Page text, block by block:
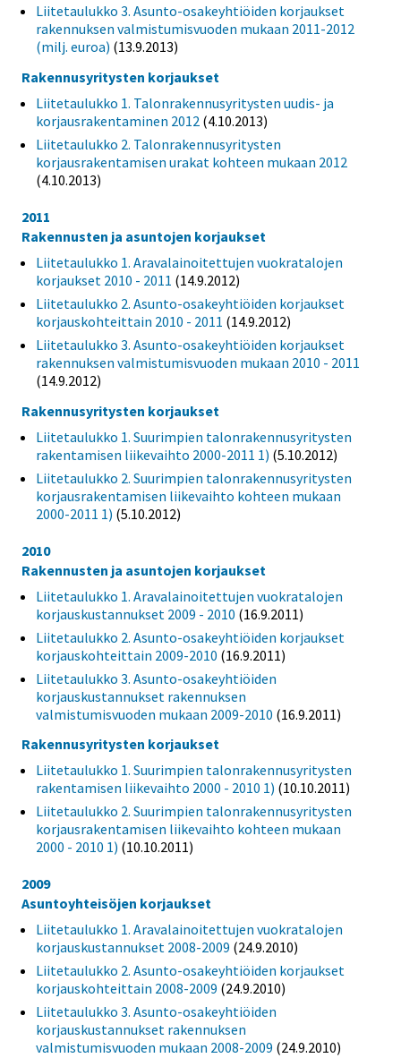
Liitetaulukko 3. Asunto-osakeyhtiöiden korjaukset
rakennuksen valmistumisvuoden mukaan 2011-2012
(milj. euroa) (13.9.2013)
Rakennusyritysten korjaukset
Liitetaulukko 1. Talonrakennusyritysten uudis- ja
korjausrakentaminen 2012 (4.10.2013)
Liitetaulukko 2. Talonrakennusyritysten
korjausrakentamisen urakat kohteen mukaan 2012
(4.10.2013)
2011
Rakennusten ja asuntojen korjaukset
Liitetaulukko 1. Aravalainoitettujen vuokratalojen
korjaukset 2010 - 2011 (14.9.2012)
Liitetaulukko 2. Asunto-osakeyhtiöiden korjaukset
korjauskohteittain 2010 - 2011 (14.9.2012)
Liitetaulukko 3. Asunto-osakeyhtiöiden korjaukset
rakennuksen valmistumisvuoden mukaan 2010 - 2011
(14.9.2012)
Rakennusyritysten korjaukset
Liitetaulukko 1. Suurimpien talonrakennusyritysten
rakentamisen liikevaihto 2000-2011 1) (5.10.2012)
Liitetaulukko 2. Suurimpien talonrakennusyritysten
korjausrakentamisen liikevaihto kohteen mukaan
2000-2011 1) (5.10.2012)
2010
Rakennusten ja asuntojen korjaukset
Liitetaulukko 1. Aravalainoitettujen vuokratalojen
korjauskustannukset 2009 - 2010 (16.9.2011)
Liitetaulukko 2. Asunto-osakeyhtiöiden korjaukset
korjauskohteittain 2009-2010 (16.9.2011)
Liitetaulukko 3. Asunto-osakeyhtiöiden
korjauskustannukset rakennuksen
valmistumisvuoden mukaan 2009-2010 (16.9.2011)
Rakennusyritysten korjaukset
Liitetaulukko 1. Suurimpien talonrakennusyritysten
rakentamisen liikevaihto 2000 - 2010 1) (10.10.2011)
Liitetaulukko 2. Suurimpien talonrakennusyritysten
korjausrakentamisen liikevaihto kohteen mukaan
2000 - 2010 1) (10.10.2011)
2009
Asuntoyhteisöjen korjaukset
Liitetaulukko 1. Aravalainoitettujen vuokratalojen
korjauskustannukset 2008-2009 (24.9.2010)
Liitetaulukko 2. Asunto-osakeyhtiöiden korjaukset
korjauskohteittain 2008-2009 (24.9.2010)
Liitetaulukko 3. Asunto-osakeyhtiöiden
korjauskustannukset rakennuksen
valmistumisvuoden mukaan 2008-2009 (24.9.2010)